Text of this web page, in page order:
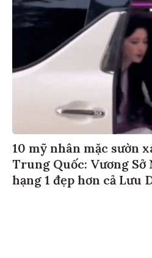
10 mỹ nhân mặc sườn
Trung Quốc: Vương Sở
hạng 1 đẹp hơn cả Lưu